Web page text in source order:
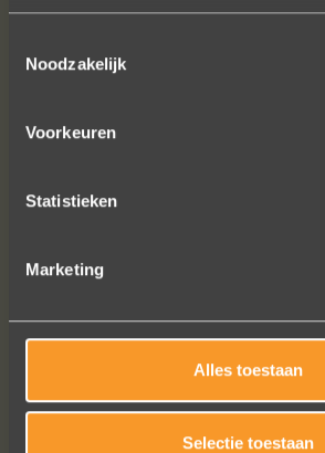
Noodzakelijk
Voorkeuren
Statistieken
Marketing
Alles toestaan
Selectie toestaan
email tot het versturen van